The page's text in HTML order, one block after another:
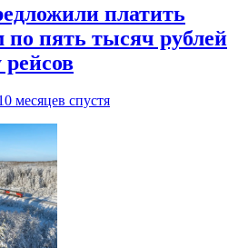
платить
по пять тысяч рублей
рейсов
месяцев спустя